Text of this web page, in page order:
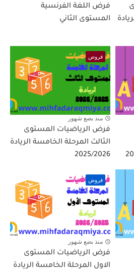
فرض اللغة الفرنسية
المستوى الثاني
فروض
منذ بضع شهور
فرض الرياضيات المستوى
الثالث المرحلة الخامسة الريادة
2025/2026
فروض
منذ بضع شهور
فرض الرياضيات المستوى
الاول المرحلة الخامسة الريادة